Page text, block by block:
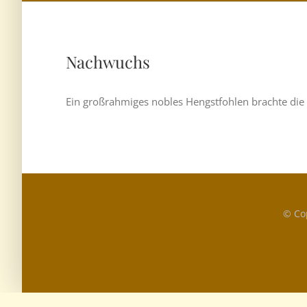
Nachwuchs
Ein großrahmiges nobles Hengstfohlen brachte
©